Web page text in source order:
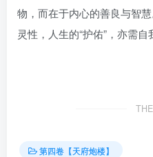
物，而在于内心的善良与智
灵性，人生的“护佑”，亦需自
第四卷【天府炮楼】